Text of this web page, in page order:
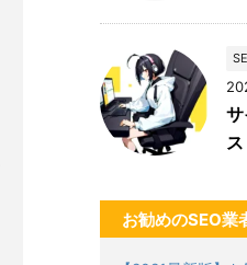
ス
お勧めのSEO業